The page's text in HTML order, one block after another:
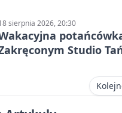
sierpnia 2026, 20:30
Studio